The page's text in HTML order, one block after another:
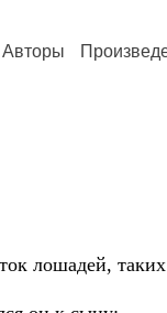
Авторы
лошадей,